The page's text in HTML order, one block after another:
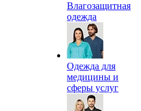
Влагозащитная
одежда
Одежда для
медицины и
сферы услуг